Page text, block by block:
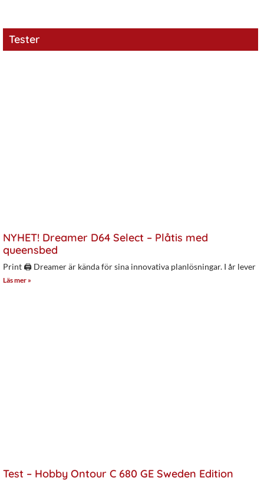
Tester
NYHET! Dreamer D64 Select – Plåtis med
queensbed
Print 🖨 Dreamer är kända för sina innovativa planlösningar. I år lever
Läs mer »
Test – Hobby Ontour C 680 GE Sweden Edition